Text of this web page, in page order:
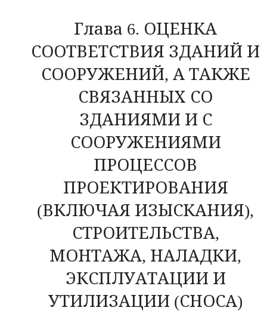
Глава 6. ОЦЕНКА
СООТВЕТСТВИЯ ЗДАНИЙ И
СООРУЖЕНИЙ, А ТАКЖЕ
СВЯЗАННЫХ СО
ЗДАНИЯМИ И С
СООРУЖЕНИЯМИ
ПРОЦЕССОВ
ПРОЕКТИРОВАНИЯ
(ВКЛЮЧАЯ ИЗЫСКАНИЯ),
СТРОИТЕЛЬСТВА,
МОНТАЖА, НАЛАДКИ,
ЭКСПЛУАТАЦИИ И
УТИЛИЗАЦИИ (СНОСА)